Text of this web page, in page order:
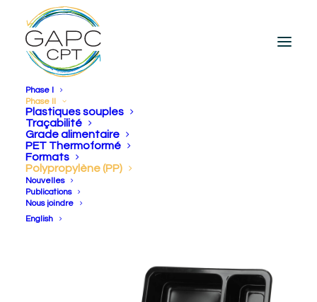
Phase I
Phase II
Plastiques souples
Traçabilité
Grade alimentaire
PET Thermoformé
Formats
Polypropylène (PP)
Nouvelles
Publications
Nous joindre
English
Polypropylène (PP)